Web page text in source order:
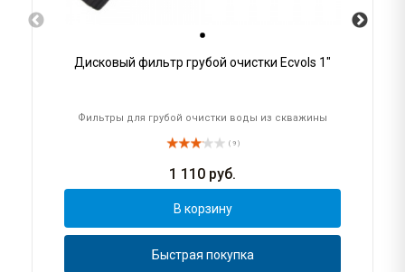
Дисковый фильтр грубой очистки Ecvols 1"
Фильтры для грубой очистки воды из скважины
( 9 )
1 110 руб.
В корзину
Быстрая покупка